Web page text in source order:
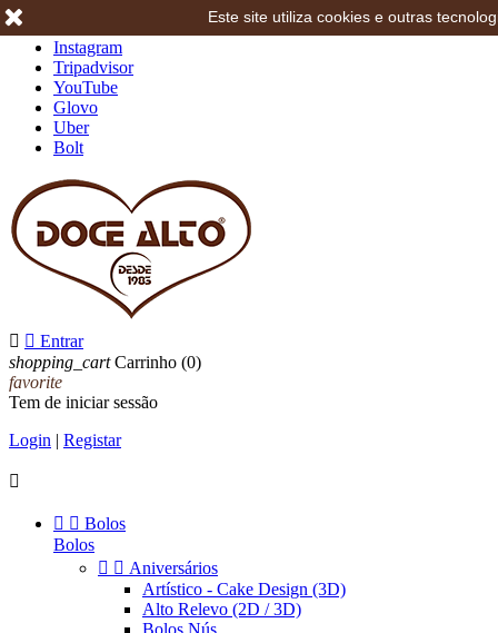
Instagram
Tripadvisor
YouTube
Glovo
Uber
Bolt
  Entrar
shopping_cart Carrinho (0)
favorite
Tem de iniciar sessão
Login | Registar

  Bolos
Bolos
  Aniversários
Artístico - Cake Design (3D)
Alto Relevo (2D / 3D)
Bolos Nús
Este site utiliza cookies e outras